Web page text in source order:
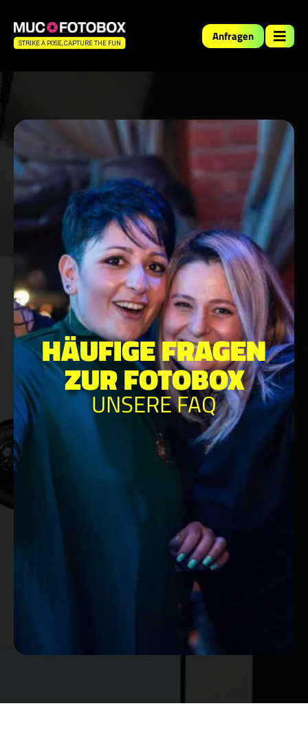
Anfragen
HÄUFIGE FRAGEN
ZUR FOTOBOX
UNSERE FAQ